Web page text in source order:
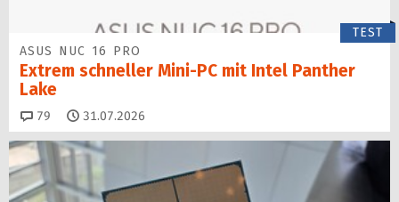
TEST
ASUS NUC 16 PRO
Extrem schneller Mini-PC mit Intel Panther
Lake
79 Kommentare
31.07.2026